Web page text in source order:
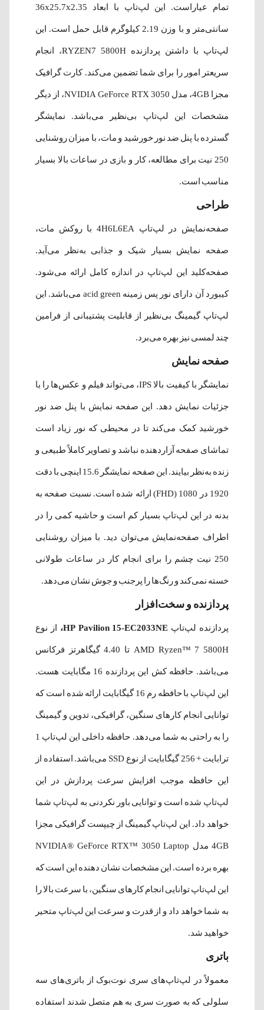
تمام عیاراست. این لپ‌تاپ با ابعاد 36x25.7x2.35
سانتی‌متر و با وزن 2.19 کیلوگرم قابل حمل است. این
لپ‌تاپ با داشتن پردازنده‌ RYZEN7 5800H، انجام
سریعتر امور را برای شما تضمین می‌کند. کارت گرافیک
مجزا 4GB، مدل NVIDIA GeForce RTX 3050، از دیگر
مشخصات این لپ‌تاپ بی‌نظیر می‌باشد. نمایشگر
گسترده با پنل ضد نور خورشید و مات، با میزان روشنایی
250 نیت برای مطالعه، کار و بازی در ساعات بالا بسیار
مناسب است.
طراحی
صفحه‌نمایش در لپ‌تاپ 4H6L6EA با روکش مات،
صفحه نمایش بسیار شیک و جذابی به‌نظر می‌آید.
صفحه‌کلید این لپ‌تاپ در اندازه کامل ارائه می‌شود.
کیبورد آن دارای نور پس زمینه acid green می‌باشد. این
لپ‌تاپ گیمینگ بی‌نظیر از قابلیت پشتیبانی از فرامین
چند لمسی نیز بهره می‌برد.
صفحه نمایش
نمایشگر با کیفیت بالا IPS، می‌تواند فیلم و عکس‌ها را با
جزئیات نمایش دهد. این صفحه نمایش با پنل ضد نور
خورشید کمک می‌کند تا در محیطی که نور زیاد است
تماشای صفحه آزاردهنده نباشد و تصاویر کاملاً طبیعی و
زنده به‌نظر بیایند. این صفحه نمایشگر 15.6 اینچی با دقت
1920 در 1080 (FHD) ارائه شده است. نسبت صفحه به
بدنه در این لپ‌تاپ بسیار کم است و حاشیه کمی را در
اطراف صفحه‌نمایش می‌توان دید. با میزان روشنایی
250 نیت چشم را برای انجام کار در ساعات طولانی
خسته نمی‌کند و رنگ‌ها را پرجنب و جوش نشان می‌دهد.
پردازنده و سخت‌افزار
پردازنده لپ‌تاپ HP Pavilion 15-EC2033NE، از نوع
AMD Ryzen™ 7 5800H تا 4.40 گیگاهرتز فرکانس
می‌باشد. حافظه کش این پردازنده 16 مگابایت هست.
این لپ‌تاپ با حافظه رم 16 گیگابایت ارائه شده است که
توانایی انجام کارهای سنگین، گرافیکی، تدوین و گیمینگ
را به راحتی به شما می‌دهد. حافظه داخلی این لپ‌تاپ 1
ترابایت + 256 گیگابایت از نوع SSD می‌باشد. استفاده از
این حافظه موجب افزایش سرعت پردازش در این
لپ‌تاپ شده‌ است و توانایی باور نکردنی به لپ‌تاپ شما
خواهد داد. این لپ‌تاپ گیمینگ از چیپست گرافیکی مجزا
4GB مدل NVIDIA® GeForce RTX™ 3050 Laptop
بهره برده است. این مشخصات نشان دهنده این است که
این لپ‌تاپ توانایی انجام کارهای سنگین، با سرعت بالا را
به شما خواهد داد و از قدرت و سرعت این لپ‌تاپ متحیر
خواهید شد.
باتری
معمولاً در لپ‌تاپ‌های سری نوت‌بوک از باتری‌های سه
سلولی که به صورت سری به هم متصل شدند استفاده